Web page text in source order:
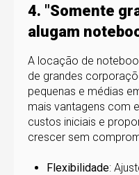
4. "Somente
alugam
A locação de
de grandes
pequenas e médias
mais vantagens com
custos iniciais e
crescer sem
Flexibilidade: